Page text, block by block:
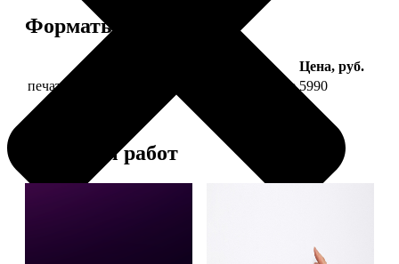
Форматы и цены
Цена, руб.
печать фото на холсте 50х70 на подрамнике 5990
Примеры работ